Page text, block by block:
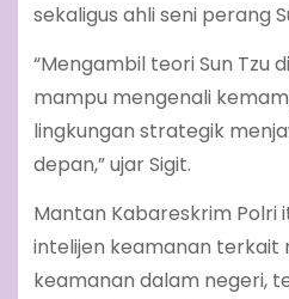
sekaligus ahli seni perang
“Mengambil teori Sun Tzu
mampu mengenali
lingkungan strategik
depan,” ujar Sigit.
Mantan Kabareskrim Polri
intelijen keamanan terkait
keamanan dalam negeri,